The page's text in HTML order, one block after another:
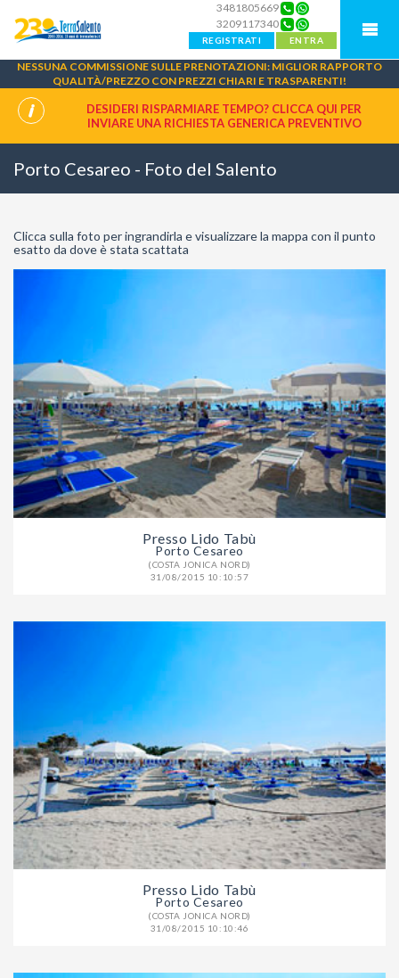
3481805669
3209117340
REGISTRATI ENTRA
NESSUNA COMMISSIONE SULLE PRENOTAZIONI: MIGLIOR RAPPORTO
QUALITÀ/PREZZO CON PREZZI CHIARI E TRASPARENTI!
DESIDERI RISPARMIARE TEMPO? CLICCA QUI PER
INVIARE UNA RICHIESTA GENERICA PREVENTIVO
Porto Cesareo - Foto del Salento
Clicca sulla foto per ingrandirla e visualizzare la mappa con il punto
esatto da dove è stata scattata
Presso Lido Tabù
Porto Cesareo
(COSTA JONICA NORD)
31/08/2015 10:10:57
Presso Lido Tabù
Porto Cesareo
(COSTA JONICA NORD)
31/08/2015 10:10:46